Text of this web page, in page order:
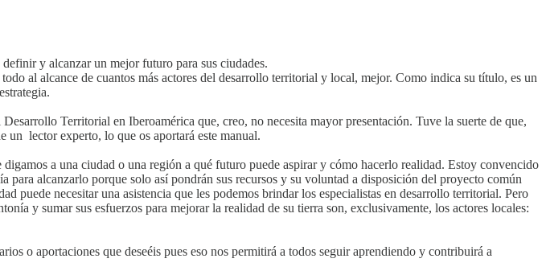
y alcanzar un mejor futuro para sus ciudades.
al alcance de cuantos más actores del desarrollo territorial y local, mejor. Como indica su título, es un
Territorial en Iberoamérica que, creo, no necesita mayor presentación. Tuve la suerte de que,
un lector experto, lo que os aportará este manual.
a una ciudad o una región a qué futuro puede aspirar y cómo hacerlo realidad. Estoy convencido
alcanzarlo porque solo así pondrán sus recursos y su voluntad a disposición del proyecto común
puede necesitar una asistencia que les podemos brindar los especialistas en desarrollo territorial. Pero
y sumar sus esfuerzos para mejorar la realidad de su tierra son, exclusivamente, los actores locales:
o aportaciones que deseéis pues eso nos permitirá a todos seguir aprendiendo y contribuirá a